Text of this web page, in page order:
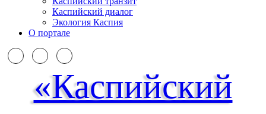
Каспийский диалог
Экология Каспия
О портале
«Каспийский